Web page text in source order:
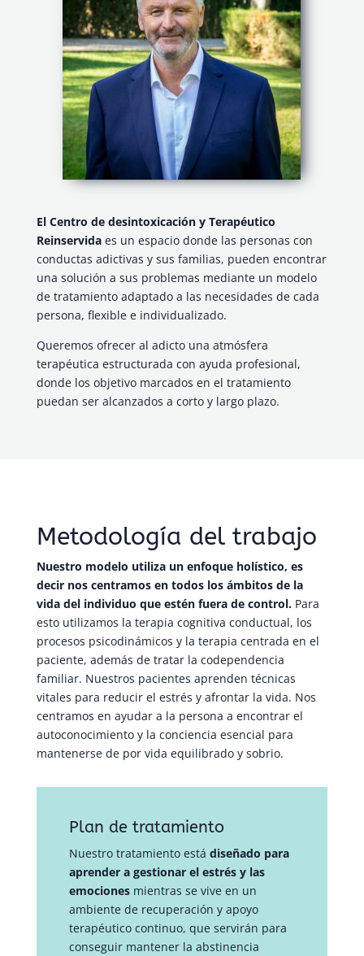
El Centro de desintoxicación y Terapéutico
Reinservidaes un espacio donde las personas con
conductas adictivas y sus familias, pueden encontrar
una solución a sus problemas mediante un modelo
de tratamiento adaptado a las necesidades de cada
persona, flexible e individualizado.
Queremos ofrecer al adicto una atmósfera
terapéutica estructurada con ayuda profesional,
donde los objetivo marcados en el tratamiento
puedan ser alcanzados a corto y largo plazo.
Metodología del trabajo
Nuestro modelo utiliza un enfoque holístico, es
decir nos centramos en todos los ámbitos de la
vida del individuo que estén fuera de control. Para
esto utilizamos la terapia cognitiva conductual, los
procesos psicodinámicos y la terapia centrada en el
paciente, además de tratar la codependencia
familiar. Nuestros pacientes aprenden técnicas
vitales para reducir el estrés y afrontar la vida. Nos
centramos en ayudar a la persona a encontrar el
autoconocimiento y la conciencia esencial para
mantenerse de por vida equilibrado y sobrio.
Plan de tratamiento
Nuestro tratamiento está diseñado para
aprender a gestionar el estrés y las
emocionesmientras se vive en un
ambiente de recuperación y apoyo
terapéutico continuo, que servirán para
conseguir mantener la abstinencia